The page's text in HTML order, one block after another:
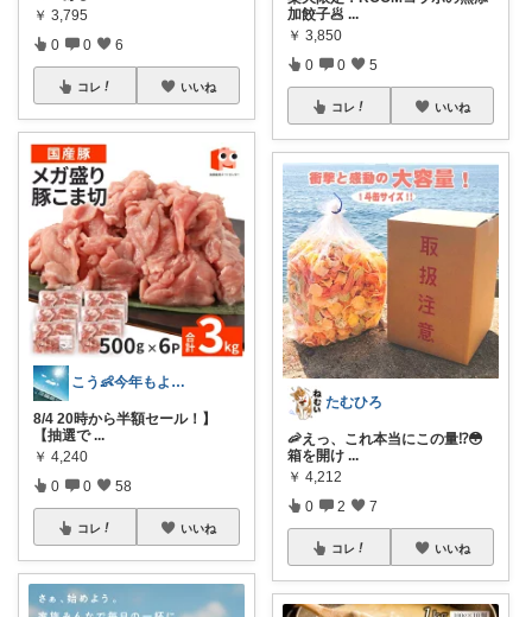
￥ 3,795
0 0 6
コレ いいね
こう👶今年もよろしくお願いします🥹
8/4 20時から半額セール！】
【抽選で ...
￥ 4,240
0 0 58
コレ いいね
加餃子🥟 ...
￥ 3,850
0 0 5
コレ いいね
たむひろ
🦐えっ、これ本当にこの量⁉️😳
箱を開け ...
￥ 4,212
0 2 7
コレ いいね